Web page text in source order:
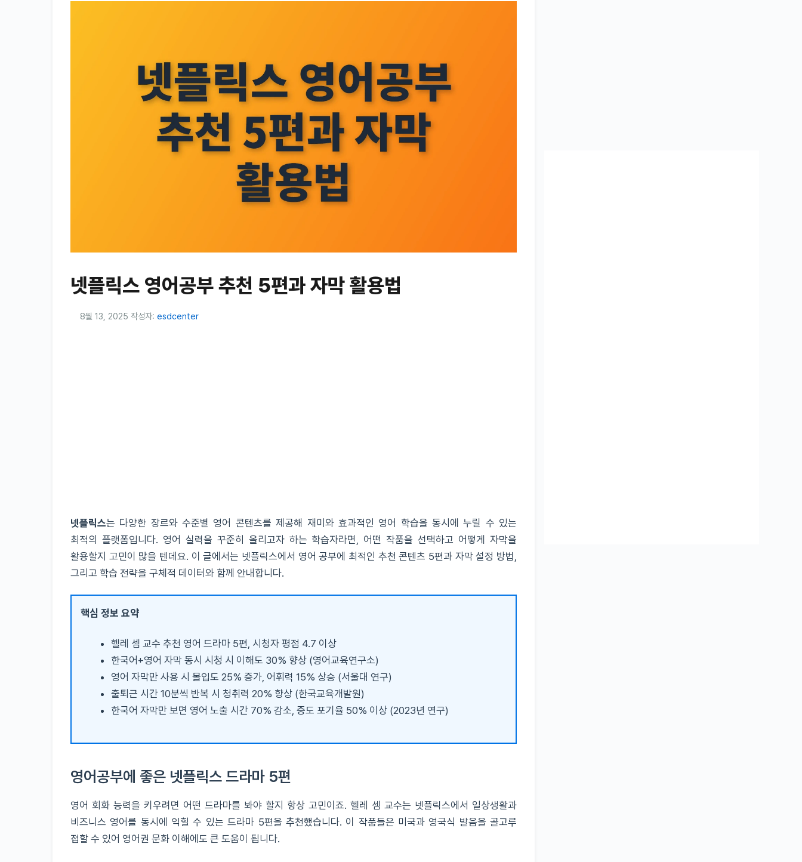
넷플릭스 영어공부 추천 5편과 자막 활용법
8월 13, 2025 작성자: esdcenter
넷플릭스는 다양한 장르와 수준별 영어 콘텐츠를 제공해 재미와 효과적인 영어 학습을 동시에 누릴 수 있는
최적의 플랫폼입니다. 영어 실력을 꾸준히 올리고자 하는 학습자라면, 어떤 작품을 선택하고 어떻게 자막을
활용할지 고민이 많을 텐데요. 이 글에서는 넷플릭스에서 영어 공부에 최적인 추천 콘텐츠 5편과 자막 설정 방법,
그리고 학습 전략을 구체적 데이터와 함께 안내합니다.
핵심 정보 요약
헬레 셈 교수 추천 영어 드라마 5편, 시청자 평점 4.7 이상
한국어+영어 자막 동시 시청 시 이해도 30% 향상 (영어교육연구소)
영어 자막만 사용 시 몰입도 25% 증가, 어휘력 15% 상승 (서울대 연구)
출퇴근 시간 10분씩 반복 시 청취력 20% 향상 (한국교육개발원)
한국어 자막만 보면 영어 노출 시간 70% 감소, 중도 포기율 50% 이상 (2023년 연구)
영어공부에 좋은 넷플릭스 드라마 5편
영어 회화 능력을 키우려면 어떤 드라마를 봐야 할지 항상 고민이죠. 헬레 셈 교수는 넷플릭스에서 일상생활과
비즈니스 영어를 동시에 익힐 수 있는 드라마 5편을 추천했습니다. 이 작품들은 미국과 영국식 발음을 골고루
접할 수 있어 영어권 문화 이해에도 큰 도움이 됩니다.